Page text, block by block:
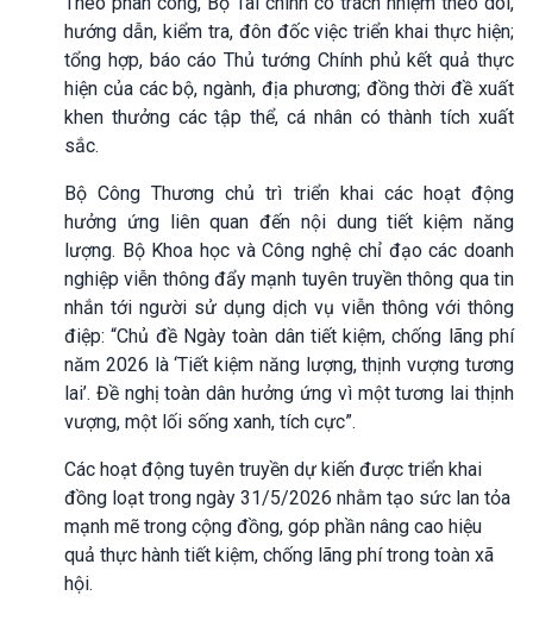
hướng dẫn, kiểm tra, đôn đốc việc triển khai thực hiện;
tổng hợp, báo cáo Thủ tướng Chính phủ kết quả thực
hiện của các bộ, ngành, địa phương; đồng thời đề xuất
khen thưởng các tập thể, cá nhân có thành tích xuất
sắc.
Bộ Công Thương chủ trì triển khai các hoạt động
hưởng ứng liên quan đến nội dung tiết kiệm năng
lượng. Bộ Khoa học và Công nghệ chỉ đạo các doanh
nghiệp viễn thông đẩy mạnh tuyên truyền thông qua tin
nhắn tới người sử dụng dịch vụ viễn thông với thông
điệp: “Chủ đề Ngày toàn dân tiết kiệm, chống lãng phí
năm 2026 là ‘Tiết kiệm năng lượng, thịnh vượng tương
lai’. Đề nghị toàn dân hưởng ứng vì một tương lai thịnh
vượng, một lối sống xanh, tích cực”.
Các hoạt động tuyên truyền dự kiến được triển khai
đồng loạt trong ngày 31/5/2026 nhằm tạo sức lan tỏa
mạnh mẽ trong cộng đồng, góp phần nâng cao hiệu
quả thực hành tiết kiệm, chống lãng phí trong toàn xã
hội.